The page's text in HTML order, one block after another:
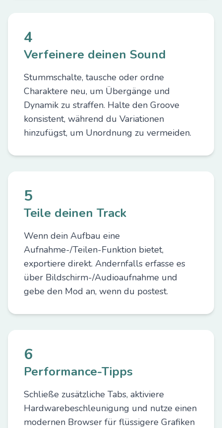
4
Verfeinere deinen Sound
Stummschalte, tausche oder ordne
Charaktere neu, um Übergänge und
Dynamik zu straffen. Halte den Groove
konsistent, während du Variationen
hinzufügst, um Unordnung zu vermeiden.
5
Teile deinen Track
Wenn dein Aufbau eine
Aufnahme-/Teilen-Funktion bietet,
exportiere direkt. Andernfalls erfasse es
über Bildschirm-/Audioaufnahme und
gebe den Mod an, wenn du postest.
6
Performance-Tipps
Schließe zusätzliche Tabs, aktiviere
Hardwarebeschleunigung und nutze einen
modernen Browser für flüssigere Grafiken